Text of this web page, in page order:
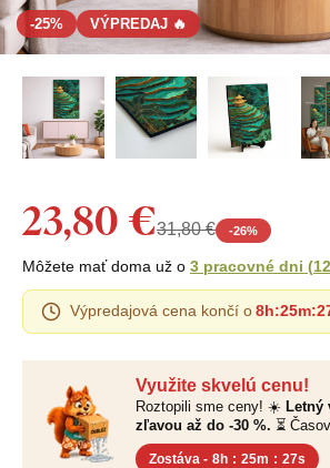
-25% VÝPREDAJ 🔥
Využite skvelú cenu!
Roztopili sme ceny! ☀️ Letný
zľavou až do -30 %. ⏳
Zostáva - 8h : 25m : 26s
23,80 €31,80 € -26%
Môžete mať doma už o 3 pracovné dni (
Výpredajová cena končí o8h:25m: